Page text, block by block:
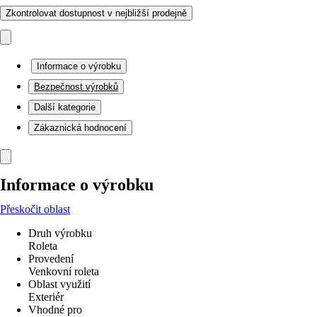
Zkontrolovat dostupnost v nejbližší prodejně
Informace o výrobku
Bezpečnost výrobků
Další kategorie
Zákaznická hodnocení
Informace o výrobku
Přeskočit oblast
Druh výrobku
Roleta
Provedení
Venkovní roleta
Oblast využití
Exteriér
Vhodné pro